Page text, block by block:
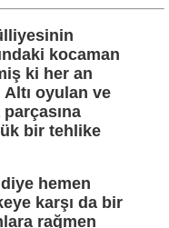
kocaman
ki her an
oyulan ve
bir tehlike
hemen
karşı da bir
rağmen